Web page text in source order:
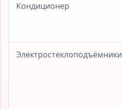
Кондиционер
Электростеклоподъёмники